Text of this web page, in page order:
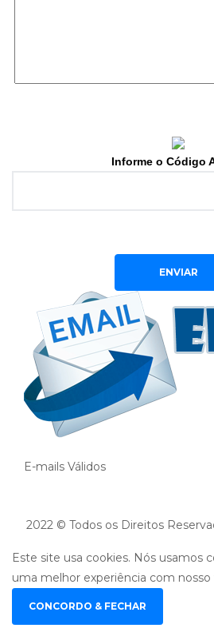
Informe o Código
ENVIAR
E-mails Válidos
2022 © Todos os Direitos
Este site usa cookies. Nós usamos
uma melhor experiência com nosso
CONCORDO & FECHAR